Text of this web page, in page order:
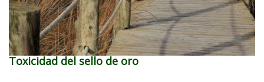
Toxicidad del sello de oro